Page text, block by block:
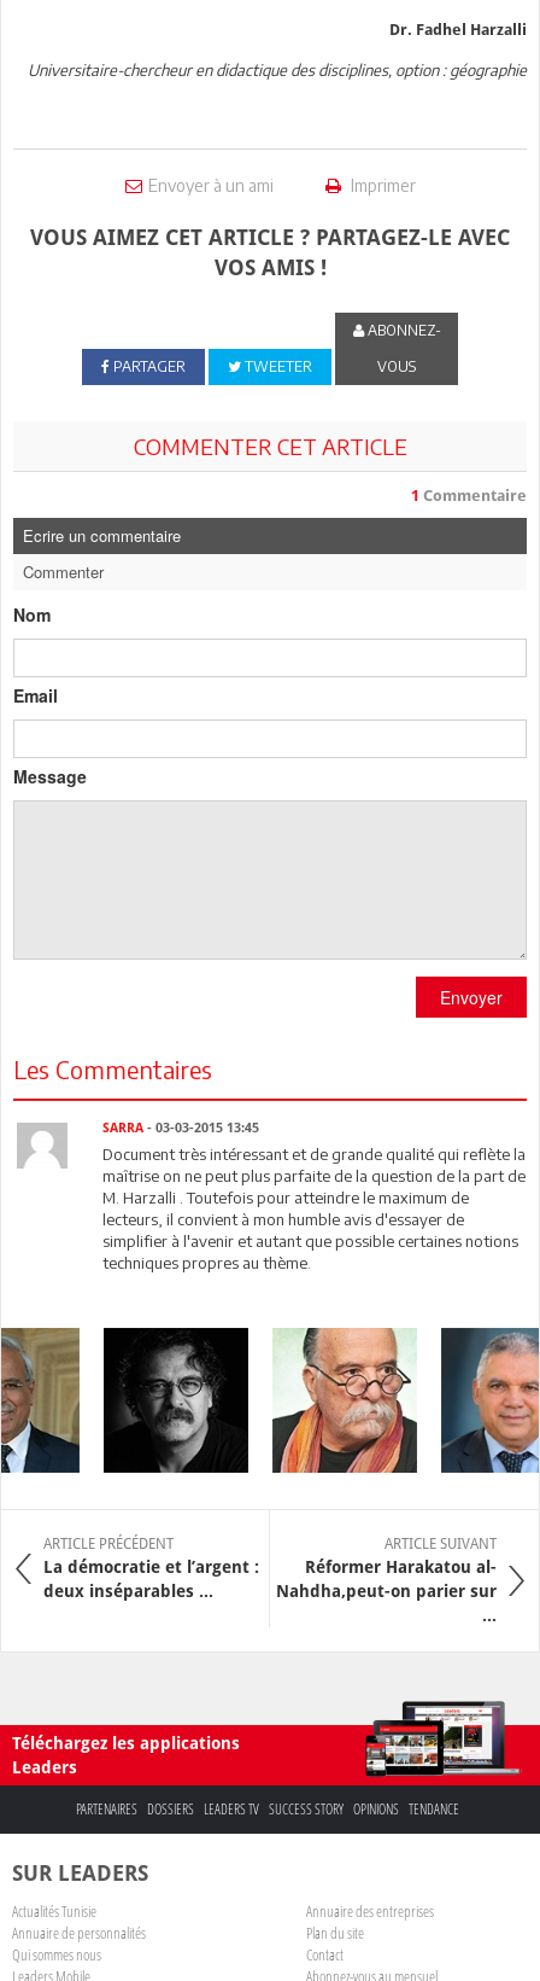
Dr. Fadhel Harzalli
Universitaire-chercheur en didactique des disciplines, option : géographie
Envoyer à un ami Imprimer
VOUS AIMEZ CET ARTICLE ? PARTAGEZ-LE AVEC
VOS AMIS !
PARTAGER TWEETER
ABONNEZ-
VOUS
COMMENTER CET ARTICLE
1 Commentaire
Ecrire un commentaire
Commenter
Nom
Email
Message
Envoyer
Les Commentaires
SARRA - 03-03-2015 13:45
Document très intéressant et de grande qualité qui reflète la
maîtrise on ne peut plus parfaite de la question de la part de
M. Harzalli . Toutefois pour atteindre le maximum de
lecteurs, il convient à mon humble avis d'essayer de
simplifier à l'avenir et autant que possible certaines notions
techniques propres au thème.
ARTICLE PRÉCÉDENT
La démocratie et l’argent :
deux inséparables ...
ARTICLE SUIVANT
Réformer Harakatou al-
Nahdha,peut-on parier sur
...
Téléchargez les applications
Leaders
PARTENAIRES DOSSIERS LEADERS TV SUCCESS STORY OPINIONS TENDANCE
SUR LEADERS
Actualités Tunisie
Annuaire des entreprises
Annuaire de personnalités
Plan du site
Qui sommes nous
Contact
Leaders Mobile
Abonnez-vous au mensuel